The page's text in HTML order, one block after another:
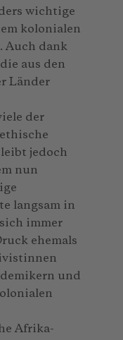
wichtige
kolonialen
Auch dank
aus den
Länder
der
jedoch
nun
langsam in
immer
ehemals
und
Afrika-